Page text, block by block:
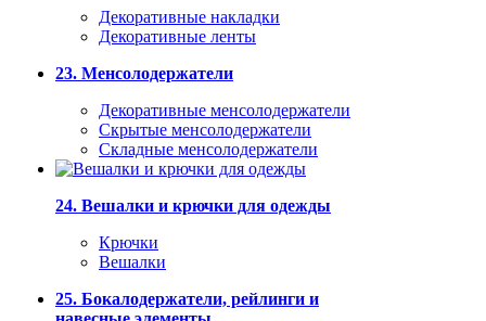
Декоративные накладки
Декоративные ленты
23. Менсолодержатели
Декоративные менсолодержатели
Скрытые менсолодержатели
Складные менсолодержатели
24. Вешалки и крючки для одежды
Крючки
Вешалки
25. Бокалодержатели, рейлинги и